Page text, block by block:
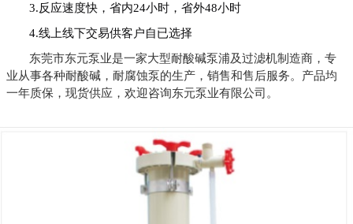
3.反应速度快，省内24小时，省外48小时
4.线上线下交易供客户自已选择
东莞市东元泵业是一家大型耐酸碱泵浦及过滤机制造商，专
业从事各种耐酸碱，耐腐蚀泵的生产，销售和售后服务。产品均
一年质保，现货供应，欢迎咨询东元泵业有限公司 。